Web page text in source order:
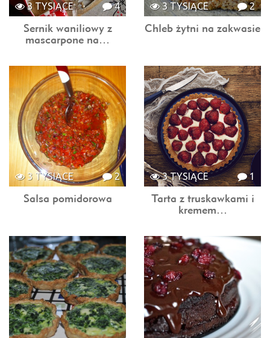
4
3 TYSIĄCE
Sernik waniliowy z
mascarpone na…
2
3 TYSIĄCE
Chleb żytni na zakwasie
2
3 TYSIĄCE
Salsa pomidorowa
1
3 TYSIĄCE
Tarta z truskawkami i
kremem…